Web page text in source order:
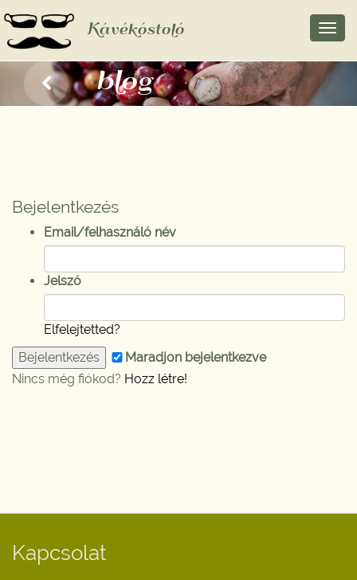
Kávékóstoló
blog
Bejelentkezés
Email/felhasználó név
Jelszó
Elfelejtetted?
Maradjon bejelentkezve
Nincs még fiókod? Hozz létre!
Kapcsolat